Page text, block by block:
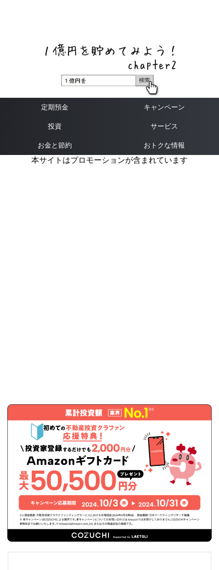
定期預金 キャンペーン
投資 サービス
お金と節約 おトクな情報
本サイトはプロモーションが含まれています